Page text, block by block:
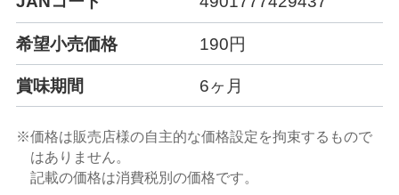
希望小売価格 190円
賞味期間 6ヶ月
※価格は販売店様の自主的な価格設定を拘束するもので
はありません。
記載の価格は消費税別の価格です。